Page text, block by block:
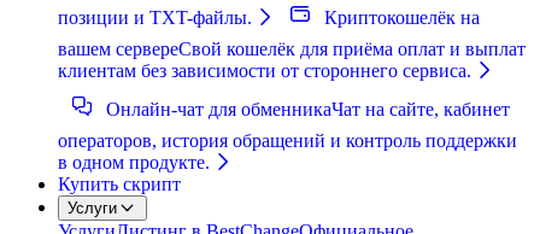
позиции и TXT-файлы.
Криптокошелёк на
вашем сервереСвой кошелёк для приёма оплат и выплат
клиентам без зависимости от стороннего сервиса.
Онлайн-чат для обменникаЧат на сайте, кабинет
операторов, история обращений и контроль поддержки
в одном продукте.
Купить скрипт
Услуги